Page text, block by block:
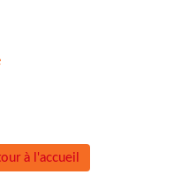
à l'accueil